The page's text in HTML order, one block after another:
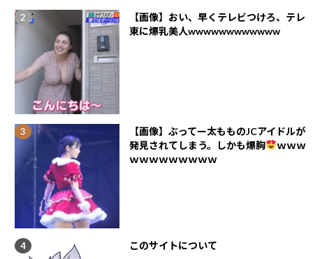
【画像】おい、早くテレビつけろ、テレ
東に爆乳美人wwwwwwwwwwww
【画像】ぶってー太もものJCアイドルが
発見されてしまう。しかも爆胸
ｗｗｗ
ｗｗｗｗｗｗｗｗｗ
このサイトについて